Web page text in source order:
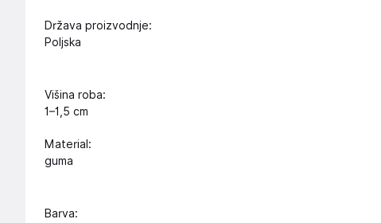
Država proizvodnje:
Poljska
Višina roba:
1–1,5 cm
Material:
guma
Barva: